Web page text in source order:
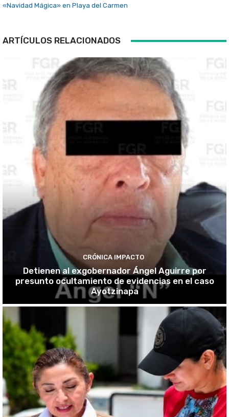
«Navidad Mágica» en Playa del Carmen
ARTÍCULOS RELACIONADOS
CRÓNICA IMPACTO
Detienen al exgobernador Ángel Aguirre por
presunto ocultamiento de evidencias en el caso
Ayotzinapa